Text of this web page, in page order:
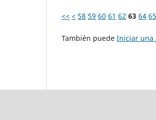
<< < 58 59 60 61 62 63 64 65
También puede Iniciar una